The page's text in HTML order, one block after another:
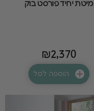
מיטת יחיד פורסט בוק
₪2,370
הוספה לסל